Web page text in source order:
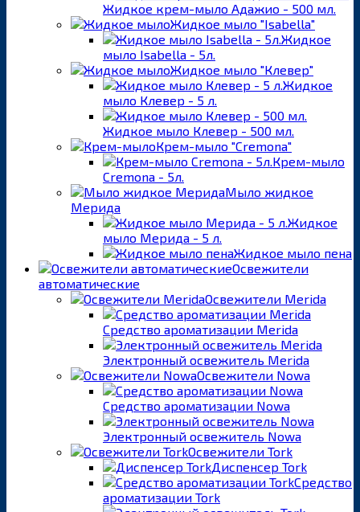
Жидкое крем-мыло Адажио - 500 мл.
Жидкое мыло "Isabella"
Жидкое
мыло Isabella - 5л.
Жидкое мыло "Клевер"
Жидкое
мыло Клевер - 5 л.
Жидкое мыло Клевер - 500 мл.
Крем-мыло "Cremona"
Крем-мыло
Cremona - 5л.
Мыло жидкое
Мерида
Жидкое
мыло Мерида - 5 л.
Жидкое мыло пена
Освежители
автоматические
Освежители Merida
Средство ароматизации Merida
Электронный освежитель Merida
Освежители Nowa
Средство ароматизации Nowa
Электронный освежитель Nowa
Освежители Tork
Диспенсер Tork
Средство
ароматизации Tork